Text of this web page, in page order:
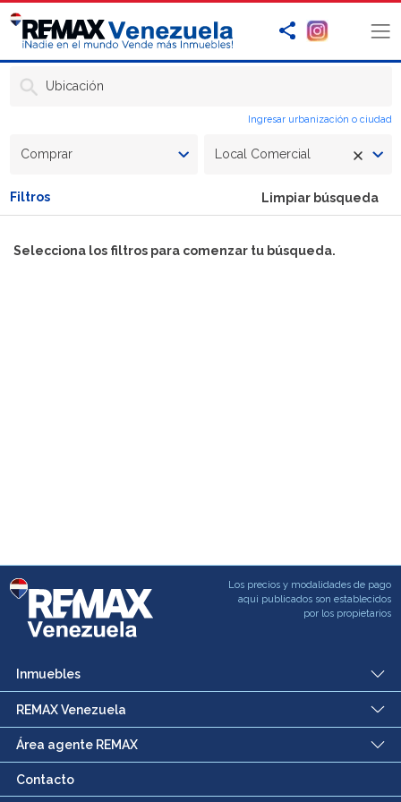
Ubicación
Ingresar urbanización o ciudad
Comprar Local Comercial
Filtros Limpiar búsqueda
Selecciona los filtros para comenzar tu búsqueda.
Los precios y modalidades de pago
aqui publicados son establecidos
por los propietarios
Inmuebles
REMAX Venezuela
Área agente REMAX
Contacto